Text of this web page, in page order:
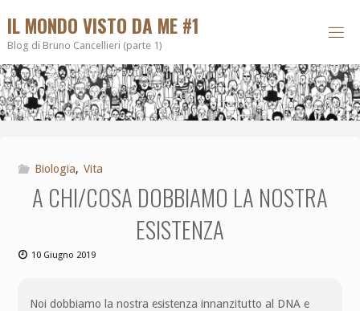
IL MONDO VISTO DA ME #1
Blog di Bruno Cancellieri (parte 1)
Biologia, Vita
A CHI/COSA DOBBIAMO LA NOSTRA
ESISTENZA
10 Giugno 2019
Noi dobbiamo la nostra esistenza innanzitutto al DNA e